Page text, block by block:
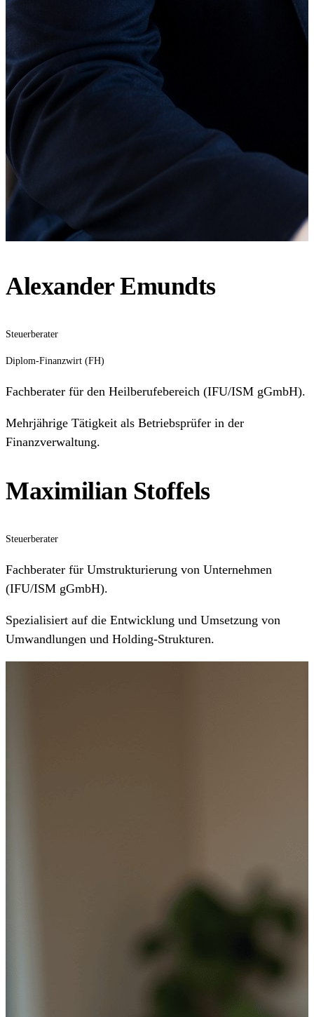
Alexander Emundts
Steuerberater
Diplom-Finanzwirt (FH)
Fachberater für den Heilberufebereich (IFU/ISM gGmbH).
Mehrjährige Tätigkeit als Betriebsprüfer in der
Finanzverwaltung.
Maximilian Stoffels
Steuerberater
Fachberater für Umstrukturierung von Unternehmen
(IFU/ISM gGmbH).
Spezialisiert auf die Entwicklung und Umsetzung von
Umwandlungen und Holding-Strukturen.